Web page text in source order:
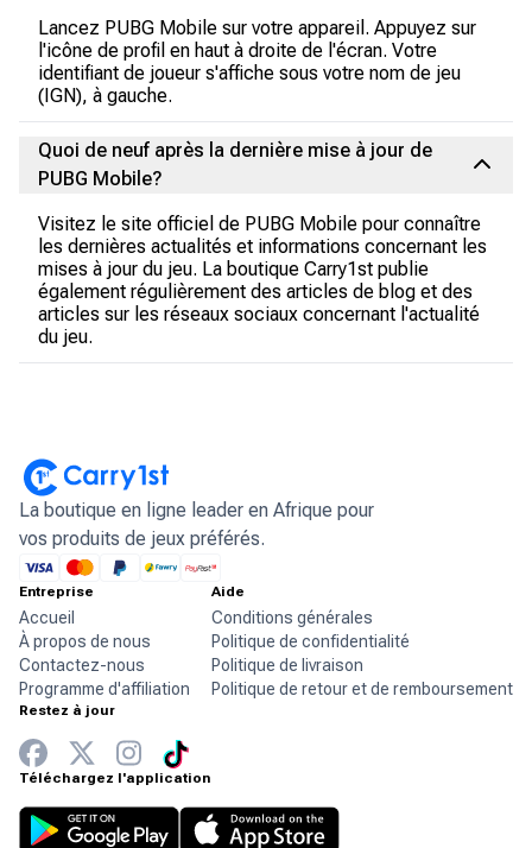
Lancez PUBG Mobile sur votre appareil. Appuyez sur
l'icône de profil en haut à droite de l'écran. Votre
identifiant de joueur s'affiche sous votre nom de jeu
(IGN), à gauche.
Quoi de neuf après la dernière mise à jour de
PUBG Mobile?
Visitez le site officiel de PUBG Mobile pour connaître
les dernières actualités et informations concernant les
mises à jour du jeu. La boutique Carry1st publie
également régulièrement des articles de blog et des
articles sur les réseaux sociaux concernant l'actualité
du jeu.
La boutique en ligne leader en Afrique pour
vos produits de jeux préférés.
Entreprise
Accueil
À propos de nous
Contactez-nous
Programme d'affiliation
Aide
Conditions générales
Politique de confidentialité
Politique de livraison
Politique de retour et de remboursement
Restez à jour
Téléchargez l'application